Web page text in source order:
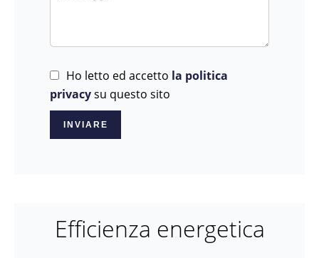
Ho letto ed accetto la politica
privacysu questo sito
INVIARE
Efficienza energetica